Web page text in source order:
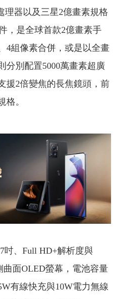
理器以及三星2億畫素規格
，是全球首款2億畫素手
4組像素合併，或是以全畫
分別配置5000萬畫素超廣
援2倍變焦的長焦鏡頭，前
格。
吋、Full HD+解析度與
曲面OLED螢幕，電池容量
有線快充與10W電力無線